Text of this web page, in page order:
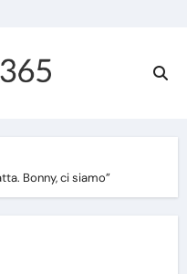
Bonny, ci siamo”